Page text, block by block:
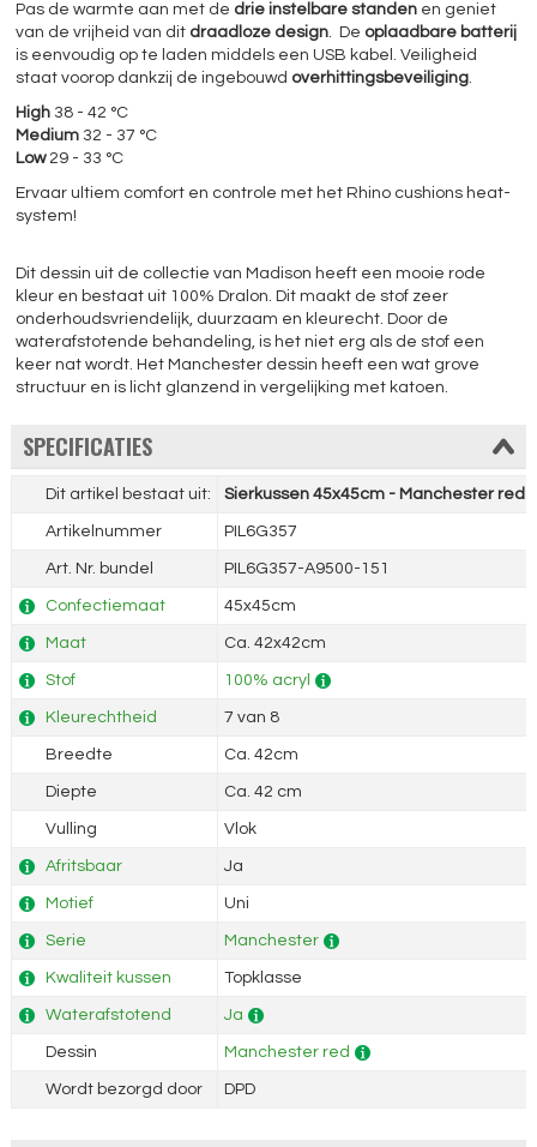
Pas de warmte aan met de drie instelbare standen en geniet
van de vrijheid van dit draadloze design. De oplaadbare batterij
is eenvoudig op te laden middels een USB kabel. Veiligheid
staat voorop dankzij de ingebouwd overhittingsbeveiliging.
High 38 - 42 °C
Medium 32 - 37 °C
Low 29 - 33 °C
Ervaar ultiem comfort en controle met het Rhino cushions heat-
system!
Dit dessin uit de collectie van Madison heeft een mooie rode
kleur en bestaat uit 100% Dralon. Dit maakt de stof zeer
onderhoudsvriendelijk, duurzaam en kleurecht. Door de
waterafstotende behandeling, is het niet erg als de stof een
keer nat wordt. Het Manchester dessin heeft een wat grove
structuur en is licht glanzend in vergelijking met katoen.
SPECIFICATIES
Dit artikel bestaat uit: Sierkussen 45x45cm - Manchester red
Artikelnummer PIL6G357
Art. Nr. bundel PIL6G357-A9500-151
Confectiemaat 45x45cm
Maat Ca. 42x42cm
Stof 100% acryl
Kleurechtheid 7 van 8
Breedte Ca. 42cm
Diepte Ca. 42 cm
Vulling Vlok
Afritsbaar Ja
Motief Uni
Serie Manchester
Kwaliteit kussen Topklasse
Waterafstotend Ja
Dessin Manchester red
Wordt bezorgd door DPD